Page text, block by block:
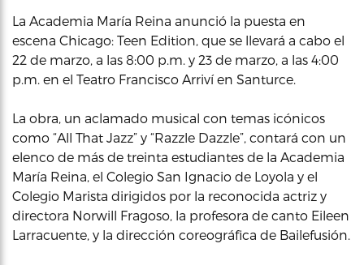
La Academia María Reina anunció la puesta en
escena Chicago: Teen Edition, que se llevará a cabo el
22 de marzo, a las 8:00 p.m. y 23 de marzo, a las 4:00
p.m. en el Teatro Francisco Arriví en Santurce.
La obra, un aclamado musical con temas icónicos
como “All That Jazz” y “Razzle Dazzle”, contará con un
elenco de más de treinta estudiantes de la Academia
María Reina, el Colegio San Ignacio de Loyola y el
Colegio Marista dirigidos por la reconocida actriz y
directora Norwill Fragoso, la profesora de canto Eileen
Larracuente, y la dirección coreográfica de Bailefusión.